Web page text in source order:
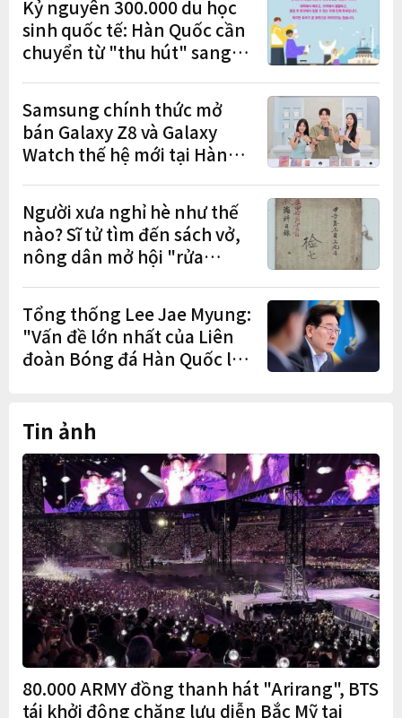
Kỷ nguyên 300.000 du học
sinh quốc tế: Hàn Quốc cần
chuyển từ "thu hút" sang
Samsung chính thức mở
bán Galaxy Z8 và Galaxy
Watch thế hệ mới tại Hàn
đơn đặt trước
Người xưa nghỉ hè như thế
nào? Sĩ tử tìm đến sách vở,
nông dân mở hội "rửa
Tổng thống Lee Jae Myung:
"Vấn đề lớn nhất của Liên
đoàn Bóng đá Hàn Quốc là
Tin ảnh
80.000 ARMY đồng thanh hát "Arirang", BTS
tái khởi động chặng lưu diễn Bắc Mỹ tại